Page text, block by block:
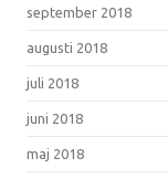
september 2018
augusti 2018
juli 2018
juni 2018
maj 2018